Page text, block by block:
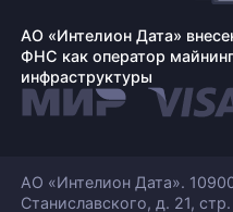
АО «Интелион Дата»
ФНС как оператор
инфраструктуры
АО «Интелион Дата».
Станиславского, д. 21,